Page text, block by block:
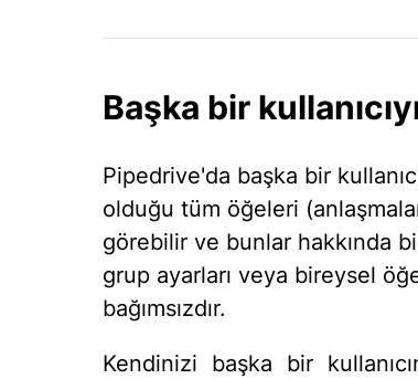
Başka bir
Pipedrive'da başka bir
olduğu tüm öğeleri
görebilir ve bunlar hakkında
grup ayarları veya bireysel
bağımsızdır.
Kendinizi başka bir